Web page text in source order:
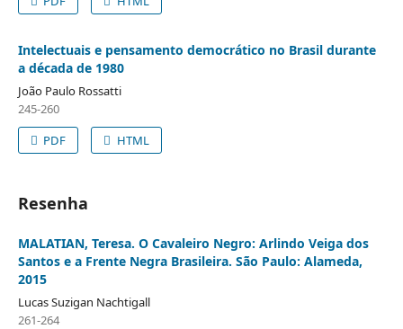
Intelectuais e pensamento democrático no Brasil durante
a década de 1980
João Paulo Rossatti
245-260
PDF
HTML
Resenha
MALATIAN, Teresa. O Cavaleiro Negro: Arlindo Veiga dos
Santos e a Frente Negra Brasileira. São Paulo: Alameda,
2015
Lucas Suzigan Nachtigall
261-264